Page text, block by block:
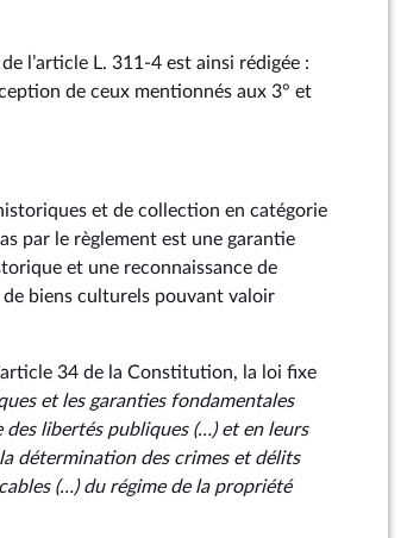
l’article L. 311‑4 est ainsi rédigée :
de ceux mentionnés aux 3° et
et de collection en catégorie
par le règlement est une garantie
et une reconnaissance de
de biens culturels pouvant valoir
34 de la Constitution, la loi fixe
et les garanties fondamentales
des libertés publiques (…) et en leurs
détermination des crimes et délits
(…) du régime de la propriété